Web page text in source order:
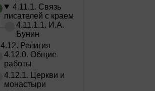
4.11.1. Связь
писателей с краем
4.11.1.1. И.А.
Бунин
4.12. Религия
4.12.0. Общие
работы
4.12.1. Церкви и
монастыри